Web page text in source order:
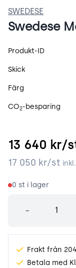
SWEDESE
Swedese
Produkt-ID
Skick
Färg
CO2-besparing
13 640 kr/
17 050 kr/st
0 st i lager
-
Frakt från
Betala med